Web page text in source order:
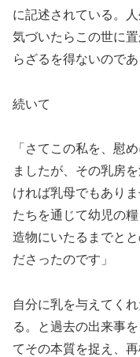
に記述されている。
気づいたらこの世に
らざるを得ないのであ
続いて
「さてこの私を、慰
ましたが、その乳房
ければ乳母でもあり
たちを通じて幼児の
造物にいたるまでと
ださったのです」
自分に乳を与えてく
る。と過去の出来事
てその本質を捉え、